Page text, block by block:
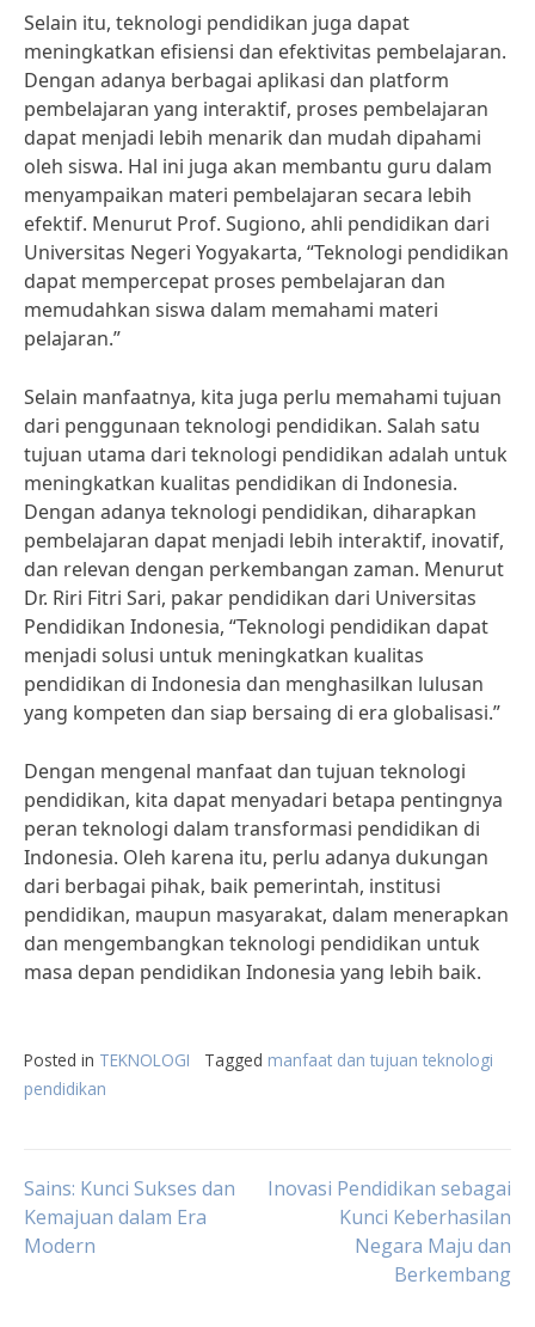
Selain itu, teknologi pendidikan juga dapat
meningkatkan efisiensi dan efektivitas pembelajaran.
Dengan adanya berbagai aplikasi dan platform
pembelajaran yang interaktif, proses pembelajaran
dapat menjadi lebih menarik dan mudah dipahami
oleh siswa. Hal ini juga akan membantu guru dalam
menyampaikan materi pembelajaran secara lebih
efektif. Menurut Prof. Sugiono, ahli pendidikan dari
Universitas Negeri Yogyakarta, “Teknologi pendidikan
dapat mempercepat proses pembelajaran dan
memudahkan siswa dalam memahami materi
pelajaran.”
Selain manfaatnya, kita juga perlu memahami tujuan
dari penggunaan teknologi pendidikan. Salah satu
tujuan utama dari teknologi pendidikan adalah untuk
meningkatkan kualitas pendidikan di Indonesia.
Dengan adanya teknologi pendidikan, diharapkan
pembelajaran dapat menjadi lebih interaktif, inovatif,
dan relevan dengan perkembangan zaman. Menurut
Dr. Riri Fitri Sari, pakar pendidikan dari Universitas
Pendidikan Indonesia, “Teknologi pendidikan dapat
menjadi solusi untuk meningkatkan kualitas
pendidikan di Indonesia dan menghasilkan lulusan
yang kompeten dan siap bersaing di era globalisasi.”
Dengan mengenal manfaat dan tujuan teknologi
pendidikan, kita dapat menyadari betapa pentingnya
peran teknologi dalam transformasi pendidikan di
Indonesia. Oleh karena itu, perlu adanya dukungan
dari berbagai pihak, baik pemerintah, institusi
pendidikan, maupun masyarakat, dalam menerapkan
dan mengembangkan teknologi pendidikan untuk
masa depan pendidikan Indonesia yang lebih baik.
Posted in TEKNOLOGI Tagged manfaat dan tujuan teknologi
pendidikan
Post
navigation
Sains: Kunci Sukses dan
Kemajuan dalam Era
Modern
Inovasi Pendidikan sebagai
Kunci Keberhasilan
Negara Maju dan
Berkembang